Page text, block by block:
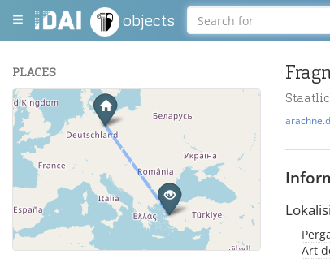
objects
PLACES
+
−
Leaflet OpenStreetMap
Art